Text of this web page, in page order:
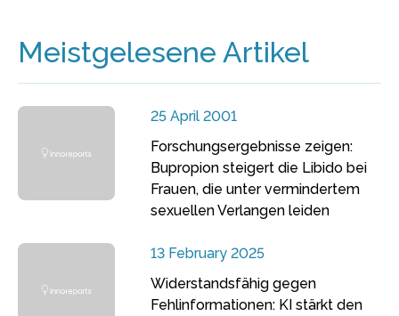
Meistgelesene Artikel
25 April 2001
Forschungsergebnisse zeigen:
Bupropion steigert die Libido bei
Frauen, die unter vermindertem
sexuellen Verlangen leiden
13 February 2025
Widerstandsfähig gegen
Fehlinformationen: KI stärkt den